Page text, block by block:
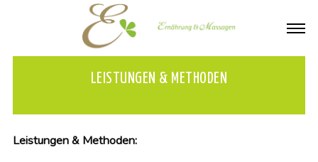
LEISTUNGEN & METHODEN
Leistungen & Methoden: